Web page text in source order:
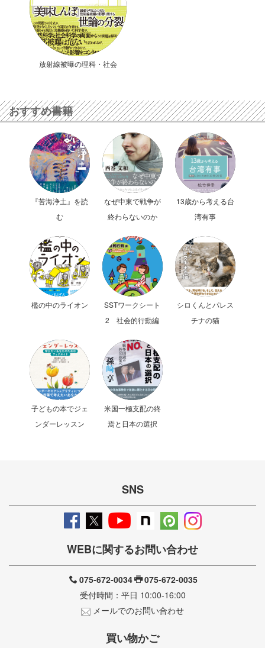
放射線被曝の理科・社会
おすすめ書籍
『苦海浄土』を読
む
なぜ中東で戦争が
終わらないのか
13歳から考える台
湾有事
檻の中のライオン
SSTワークシート
2 社会的行動編
シロくんとパレス
チナの猫
子どもの本でジェ
ンダーレッスン
米国一極支配の終
焉と日本の選択
SNS
WEBに関するお問い合わせ
075-672-0034
075-672-0035
受付時間：平日 10:00-16:00
メールでのお問い合わせ
買い物かご